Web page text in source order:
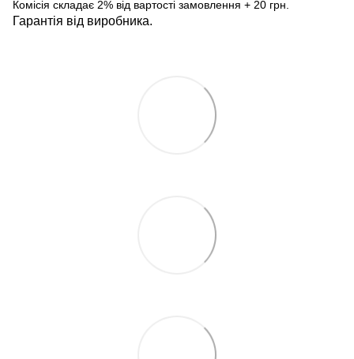
Комісія складає 2% від вартості замовлення + 20 грн.
Гарантія від виробника.